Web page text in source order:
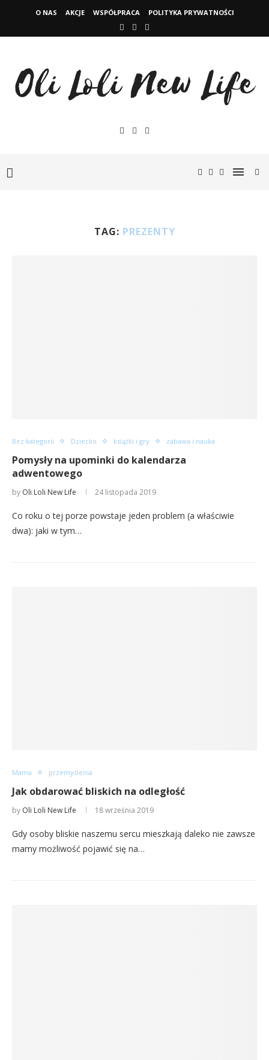
O NAS AKCJE WSPÓŁPRACA POLITYKA PRYWATNOŚCI
TAG: PREZENTY
Bez kategorii Dziecko książki i gry zabawa i nauka
Pomysły na upominki do kalendarza
adwentowego
by Oli Loli New Life 24 listopada 2019
Co roku o tej porze powstaje jeden problem (a właściwie
dwa): jaki w tym…
Mama przemyślenia
Jak obdarować bliskich na odległość
by Oli Loli New Life 18 września 2019
Gdy osoby bliskie naszemu sercu mieszkają daleko nie zawsze
mamy możliwość pojawić się na…